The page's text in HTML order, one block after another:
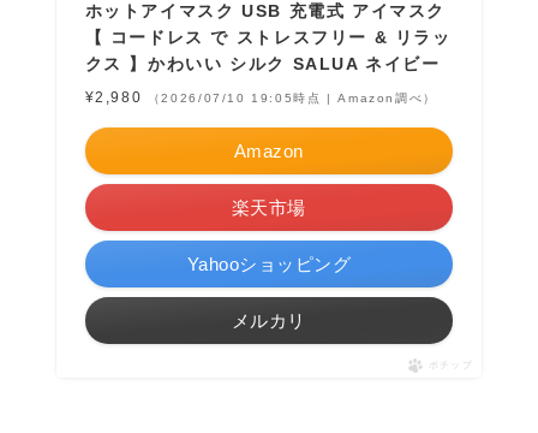
ホットアイマスク USB 充電式 アイマスク
【 コードレス で ストレスフリー & リラッ
クス 】かわいい シルク SALUA ネイビー
¥2,980 （2026/07/10 19:05時点 | Amazon調べ）
Amazon
楽天市場
Yahooショッピング
メルカリ
ポチップ